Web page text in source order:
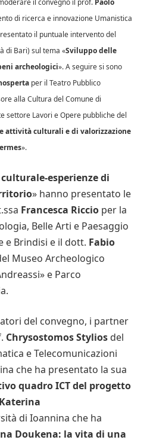
il convegno il prof. Paolo
di ricerca e innovazione Umanistica
il puntuale intervento del
di Bari) sul tema «Sviluppo delle
archeologici». A seguire si sono
per il Teatro Pubblico
alla Cultura del Comune di
settore Lavori e Opere pubbliche del
attività culturali e di valorizzazione
».
esperienze di
» hanno presentato le
Francesca Riccio per la
Belle Arti e Paesaggio
e Brindisi e il dott. Fabio
Museo Archeologico
e Parco
del convegno, i partner
Chrysostomos Stylios del
e Telecomunicazioni
che ha presentato la sua
quadro ICT del progetto
Katerina
di Ioannina che ha
Doukena: la vita di una